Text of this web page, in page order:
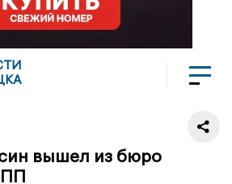
вышел из бюро